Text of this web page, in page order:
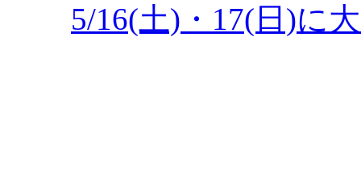
5/16(土)・17(日)に